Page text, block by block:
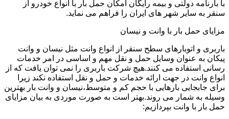
با بارنامه دولتی و بیمه رایگان امکان حمل بار با انواع خودرو از
سنقر به سایر شهر های ایران را فراهم می نماید.
مزایای حمل بار با وانت و نیسان
باربری و اتوبارهای سطح سنقر از انواع وانت مثل نیسان و وانت
پیکان به عنوان وسایل حمل و نقل مهم و اساسی در امر خدمات
رسانی استفاده می کنند.هیچ شرکت باربری را نمی توان یافت که از
انواع وانت در جهت ارائه خدمات و حمل و نقل استفاده نکند زیرا
برای جابجایی بارهایی با حجم کم و متوسط،نیسان و وانت بار بهترین
وسیله به شمار می روند.بهتر است به صورت موردی به بیان مزایای
حمل بار با وانت بپردازیم: